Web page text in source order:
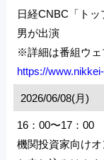
日経CNBC「ト
男が出演
※詳細は番組ウェ
https://
2026/06/08(月)
16：00〜17：00
機関投資家向け